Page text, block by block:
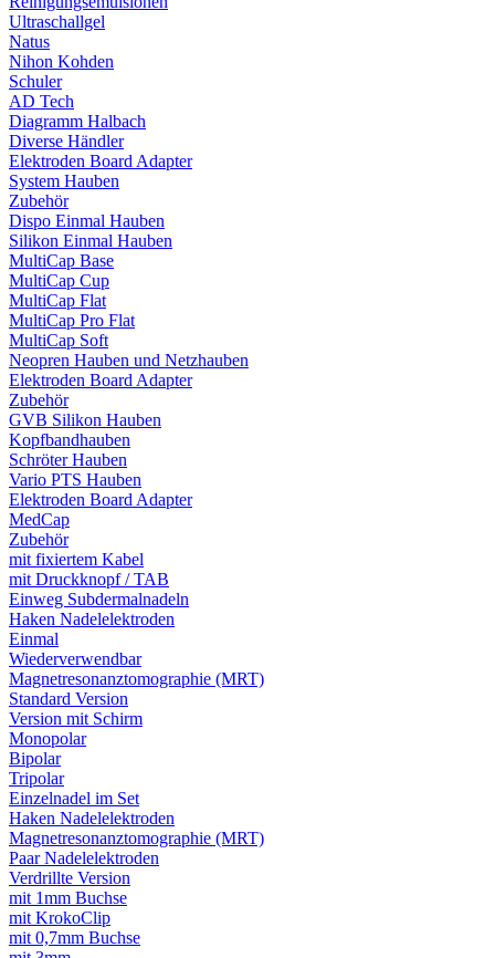
Ultraschallgel
Natus
Nihon Kohden
Schuler
AD Tech
Diagramm Halbach
Diverse Händler
Elektroden Board Adapter
System Hauben
Zubehör
Dispo Einmal Hauben
Silikon Einmal Hauben
MultiCap Base
MultiCap Cup
MultiCap Flat
MultiCap Pro Flat
MultiCap Soft
Neopren Hauben und Netzhauben
Elektroden Board Adapter
Zubehör
GVB Silikon Hauben
Kopfbandhauben
Schröter Hauben
Vario PTS Hauben
Elektroden Board Adapter
MedCap
Zubehör
mit fixiertem Kabel
mit Druckknopf / TAB
Einweg Subdermalnadeln
Haken Nadelelektroden
Einmal
Wiederverwendbar
Magnetresonanztomographie (MRT)
Standard Version
Version mit Schirm
Monopolar
Bipolar
Tripolar
Einzelnadel im Set
Haken Nadelelektroden
Magnetresonanztomographie (MRT)
Paar Nadelelektroden
Verdrillte Version
mit 1mm Buchse
mit KrokoClip
mit 0,7mm Buchse